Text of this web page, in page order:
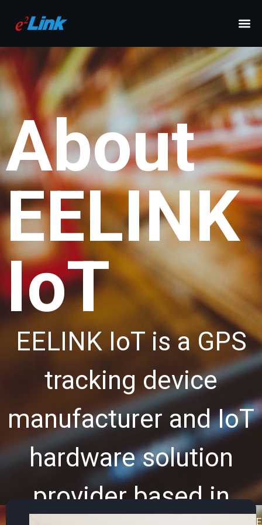
About
EELINK
IoT
EELINK IoT is a GPS
tracking device
manufacturer and IoT
hardware solution
provider based in
E